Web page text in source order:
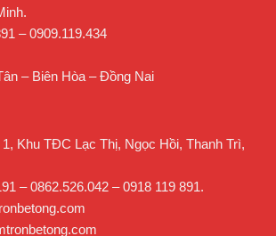
– 0909.119.434
– Biên Hòa – Đồng Nai
Khu TĐC Lạc Thị, Ngọc Hồi, Thanh Trì,
– 0862.526.042 – 0918 119 891.